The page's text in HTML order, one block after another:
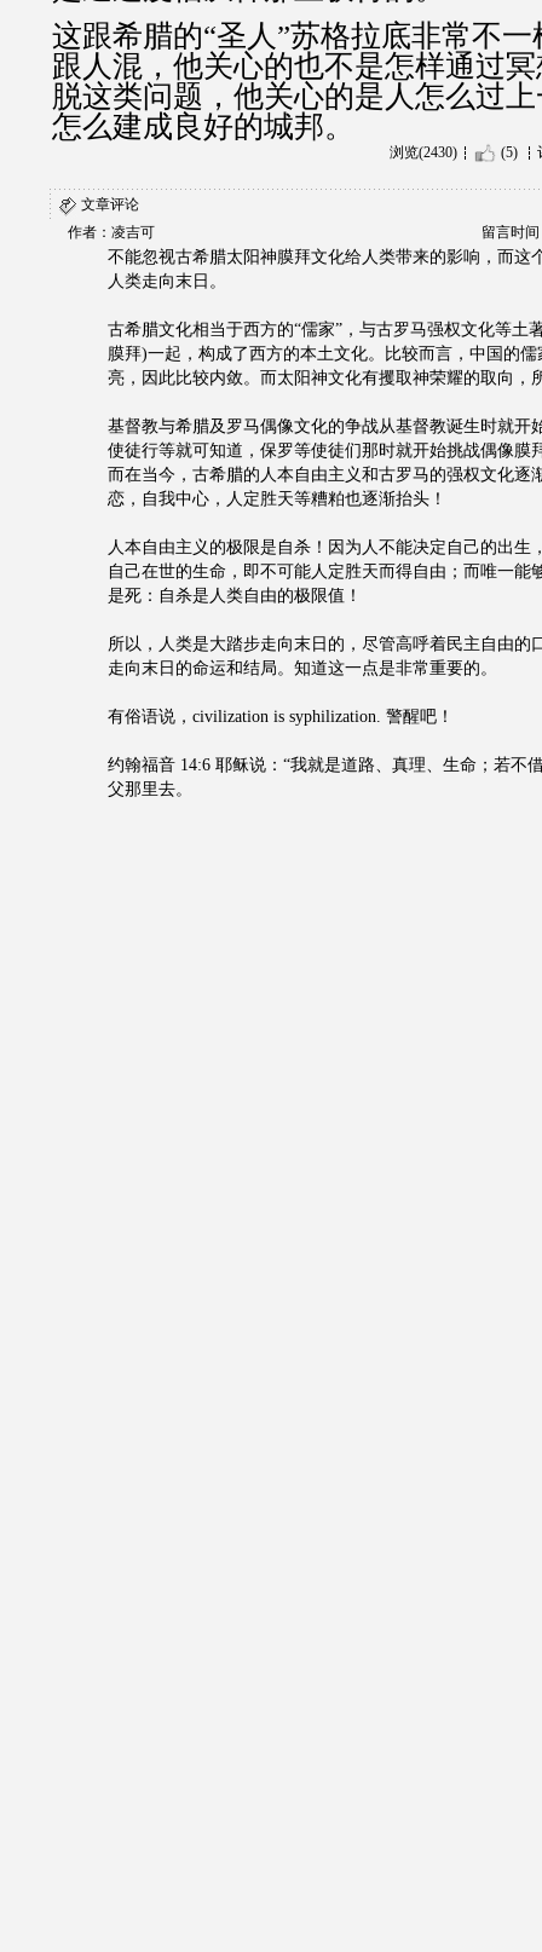
这跟希腊的“圣人”苏格拉底非常不
跟人混，他关心的也不是怎样通过
脱这类问题，他关心的是人怎么过
怎么建成良好的城邦。
浏览(2430) (5)
文章评论
作者：凌吉可
留言时间
不能忽视古希腊太阳神膜拜文化给人类带来的影响，而这
人类走向末日。
古希腊文化相当于西方的“儒家”，与古罗马强权文化等土
膜拜)一起，构成了西方的本土文化。比较而言，中国的
亮，因此比较内敛。而太阳神文化有攫取神荣耀的取向，
基督教与希腊及罗马偶像文化的争战从基督教诞生时就开
使徒行等就可知道，保罗等使徒们那时就开始挑战偶像膜
而在当今，古希腊的人本自由主义和古罗马的强权文化逐
恋，自我中心，人定胜天等糟粕也逐渐抬头！
人本自由主义的极限是自杀！因为人不能决定自己的出生
自己在世的生命，即不可能人定胜天而得自由；而唯一能
是死：自杀是人类自由的极限值！
所以，人类是大踏步走向末日的，尽管高呼着民主自由的
走向末日的命运和结局。知道这一点是非常重要的。
有俗语说，civilization is syphilization. 警醒吧！
约翰福音 14:6 耶稣说：“我就是道路、真理、生命；若不
父那里去。